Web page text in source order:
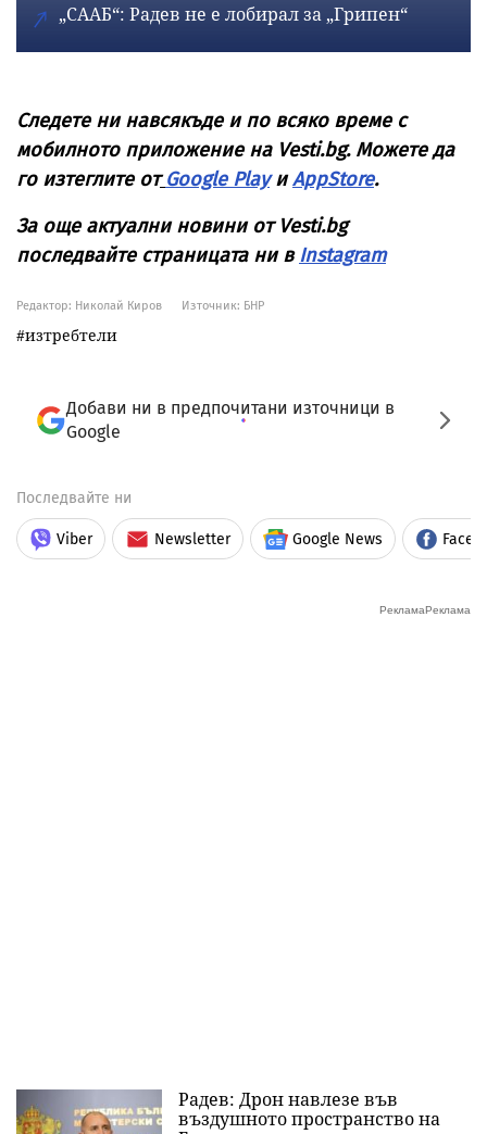
„СААБ“: Радев не е лобирал за „Грипен“
Следете ни навсякъде и по всяко време с
мобилното приложение на Vesti.bg. Можете да
го изтеглите от Google PlayиAppStore.
За още актуални новини от Vesti.bg
последвайте страницата ни вInstagram
Редактор: Николай Киров Източник: БНР
изтребтели
Добави ни в предпочитани източници в
Google
Последвайте ни
Viber Newsletter Google News
Радев: Дрон навлезе във
въздушното пространство на